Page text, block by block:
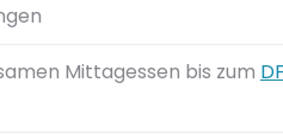
Mittagessen bis zum